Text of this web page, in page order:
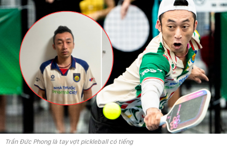
Trần Đức Phong là tay vợt pickleball có tiếng